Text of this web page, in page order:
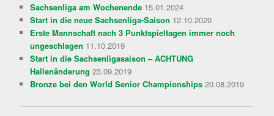
Sachsenliga am Wochenende 15.01.2024
Start in die neue Sachsenliga-Saison 12.10.2020
Erste Mannschaft nach 3 Punktspieltagen immer noch
ungeschlagen 11.10.2019
Start in die Sachsenligasaison – ACHTUNG
Hallenänderung 23.09.2019
Bronze bei den World Senior Championships 20.08.2019